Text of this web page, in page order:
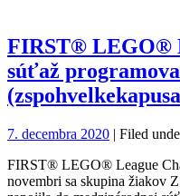
FIRST® LEGO®
súťaž
7. decembra 2020 | Filed
FIRST® LEGO® League
novembri sa skupina žiakov